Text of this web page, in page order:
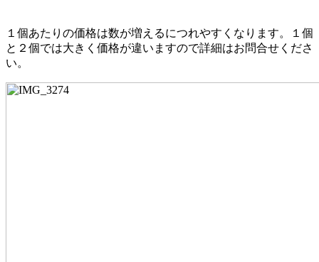
１個あたりの価格は数が増えるにつれやすくなります。１個
と２個では大きく価格が違いますので詳細はお問合せくださ
い。